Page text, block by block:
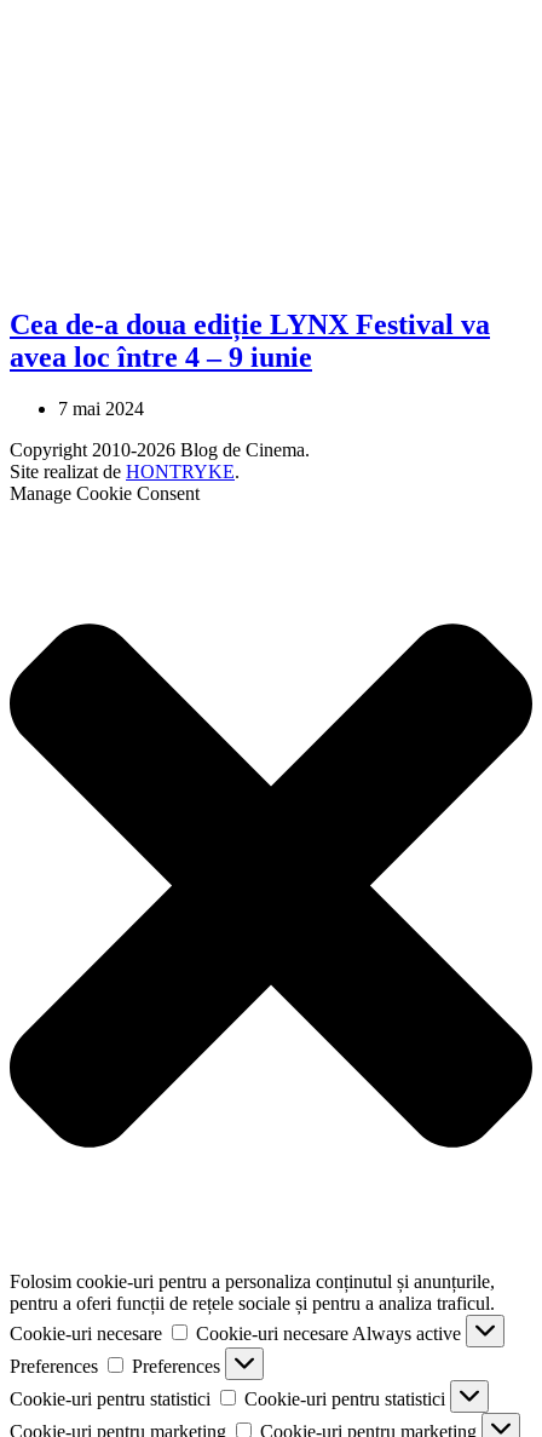
Cea de-a doua ediție LYNX Festival va
avea loc între 4 – 9 iunie
7 mai 2024
Copyright 2010-2026 Blog de Cinema.
Site realizat de HONTRYKE.
Manage Cookie Consent
Folosim cookie-uri pentru a personaliza conținutul și anunțurile,
pentru a oferi funcții de rețele sociale și pentru a analiza traficul.
Cookie-uri necesare
Cookie-uri necesare Always active
Preferences
Preferences
Cookie-uri pentru statistici
Cookie-uri pentru statistici
Cookie-uri pentru marketing
Cookie-uri pentru marketing